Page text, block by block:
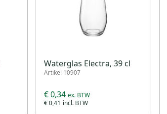
Waterglas Electra, 39 cl
Artikel 10907
€ 0,41
€ 0,34